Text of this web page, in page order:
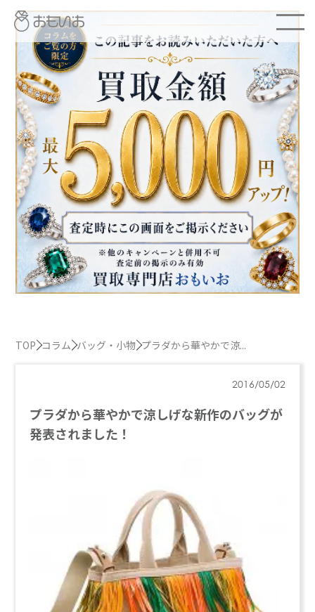
TOP コラム バッグ・小物 プラダから華やかで涼...
2016/05/02
プラダから華やかで涼しげな新作のバッグが
発表されました！